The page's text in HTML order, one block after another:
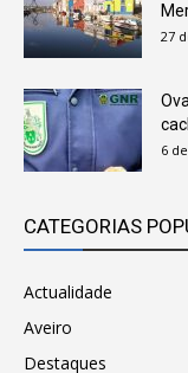
27
6
CATEGORIAS
Actualidade
Aveiro
Destaques